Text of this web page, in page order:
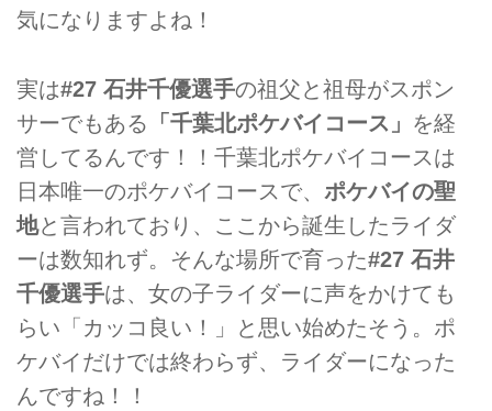
気になりますよね！
実は#27 石井千優選手の祖父と祖母がスポン
サーでもある 「千葉北ポケバイコース」 を経
営してるんです！！千葉北ポケバイコースは
日本唯一のポケバイコースで、 ポケバイの聖
地と言われており、ここから誕生したライダ
ーは数知れず。そんな場所で育った#27 石井
千優選手は、女の子ライダーに声をかけても
らい「カッコ良い！」と思い始めたそう。ポ
ケバイだけでは終わらず、ライダーになった
んですね！！